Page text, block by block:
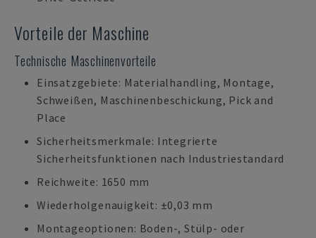
Vorteile der Maschine
Technische Maschinenvorteile
Einsatzgebiete: Materialhandling, Montage,
Schweißen, Maschinenbeschickung, Pick and
Place
Sicherheitsmerkmale: Integrierte
Sicherheitsfunktionen nach Industriestandard
Reichweite: 1650 mm
Wiederholgenauigkeit: ±0,03 mm
Montageoptionen: Boden-, Stülp- oder